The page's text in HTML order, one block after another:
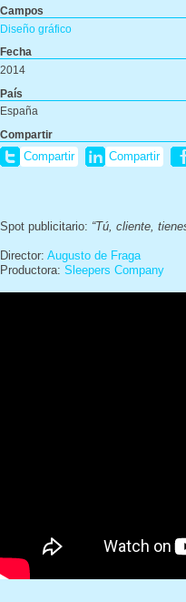
Campos
Diseño gráfico
Fecha
2014
País
España
Compartir
Compartir Compartir
Spot publicitario: “Tú, cliente,
Director: Augusto de Fraga
Productora: Sleepers Company